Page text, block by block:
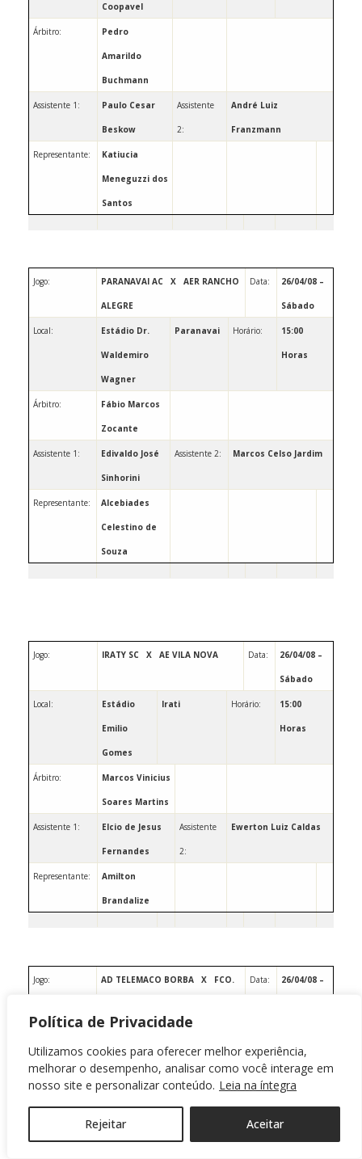
Política de Privacidade
Utilizamos cookies para oferecer melhor experiência,
melhorar o desempenho, analisar como você interage em
nosso site e personalizar conteúdo. Leia na íntegra
Rejeitar Aceitar
Coopavel
Árbitro: Pedro
Amarildo
Buchmann
Assistente 1: Paulo Cesar
Beskow
Assistente
2:
André Luiz
Franzmann
Representante: Katiucia
Meneguzzi dos
Santos
Jogo: PARANAVAI AC X AER RANCHO
ALEGRE
Data: 26/04/08 –
Sábado
Local: Estádio Dr.
Waldemiro
Wagner
Paranavai Horário: 15:00
Horas
Árbitro: Fábio Marcos
Zocante
Assistente 1: Edivaldo José
Sinhorini
Assistente 2: Marcos Celso Jardim
Representante: Alcebiades
Celestino de
Souza
Jogo: IRATY SC X AE VILA NOVA Data: 26/04/08 –
Sábado
Local: Estádio
Emilio
Gomes
Irati Horário: 15:00
Horas
Árbitro: Marcos Vinicius
Soares Martins
Assistente 1: Elcio de Jesus
Fernandes
Assistente
2:
Ewerton Luiz Caldas
Representante: Amilton
Brandalize
Jogo: AD TELEMACO BORBA X FCO. Data: 26/04/08 –
Local: Estádio
Pericles
Pacheco
Telemaco
Borba Horas
Almeida